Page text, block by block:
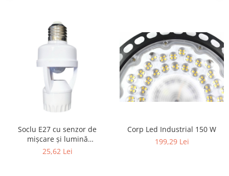
Soclu E27 cu senzor de
mișcare și lumină
crepusculară - 360°, unghi de
25,62 Lei
Corp Led Industrial 150 W
199,29 Lei